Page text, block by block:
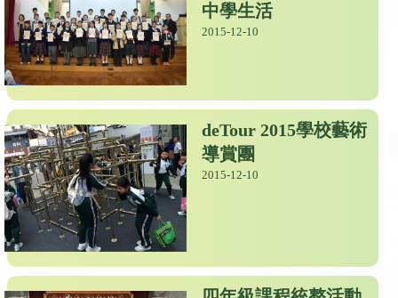
中學生活
2015-12-10
deTour 2015學校藝術
導賞團
2015-12-10